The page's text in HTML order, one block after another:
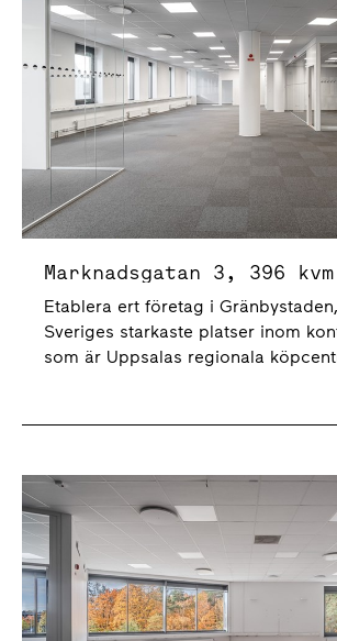
Marknadsgatan 3, 396 kvm
Etablera ert företag i
Sveriges starkaste platser inom
som är Uppsalas regionala
Marknadsgatan 5